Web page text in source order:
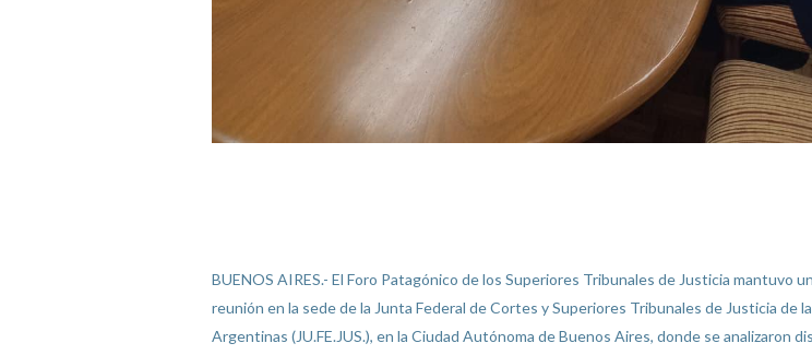
BUENOS AIRES.- El Foro Patagónico de los Superiores Tribunales de Justicia mantuvo
reunión en la sede de la Junta Federal de Cortes y Superiores Tribunales de Justicia de
Argentinas (JU.FE.JUS.), en la Ciudad Autónoma de Buenos Aires, donde se analizaron